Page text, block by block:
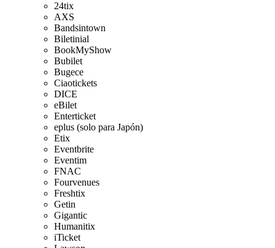
24tix
AXS
Bandsintown
Biletinial
BookMyShow
Bubilet
Bugece
Ciaotickets
DICE
eBilet
Enterticket
eplus (solo para Japón)
Etix
Eventbrite
Eventim
FNAC
Fourvenues
Freshtix
Getin
Gigantic
Humanitix
iTicket